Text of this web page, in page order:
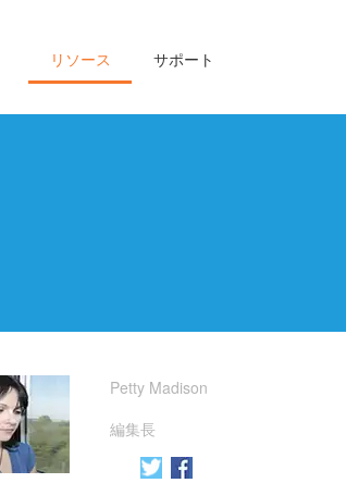
リソース サポート
Petty Madison
編集長